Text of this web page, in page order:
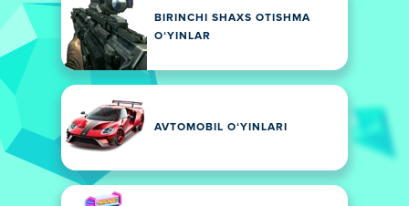
BIRINCHI SHAXS OTISHMA
OʻYINLAR
AVTOMOBIL OʻYINLARI